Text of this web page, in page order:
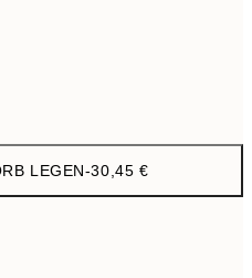
LEGEN-30,45 €